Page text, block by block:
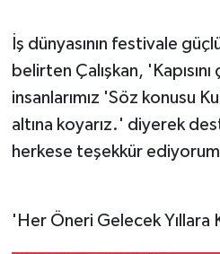
İş dünyasının festivale
belirten Çalışkan, 'Kapısını
insanlarımız 'Söz konusu
altına koyarız.' diyerek
herkese teşekkür
'Her Öneri Gelecek Yıllara